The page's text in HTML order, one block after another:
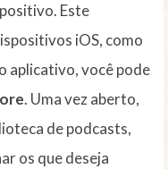
Este
iOS, como
aplicativo, você pode
. Uma vez aberto,
de podcasts,
os que deseja